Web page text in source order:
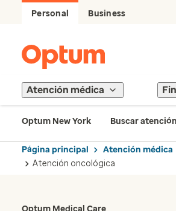
Personal Business
Atención médica
Optum New York Buscar atención
Página principal Atención médica
Atención oncológica
Optum Medical Care